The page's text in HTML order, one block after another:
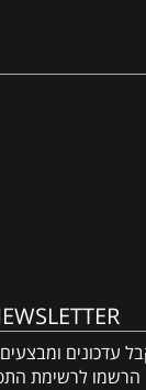
עדכונים
הרשמו לרשימת